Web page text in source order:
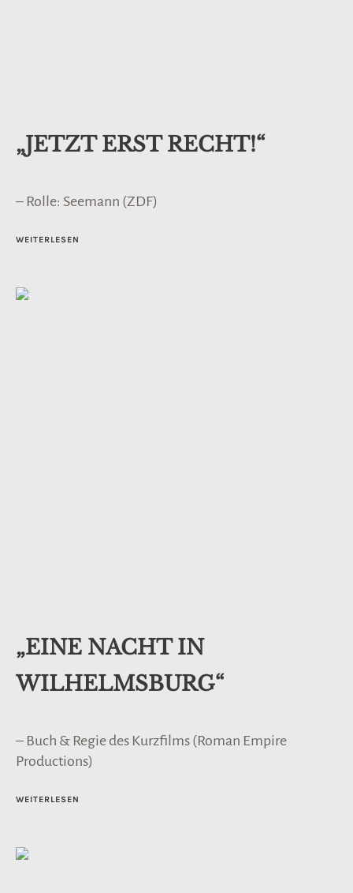
„JETZT ERST RECHT!“
– Rolle: Seemann (ZDF)
WEITERLESEN
„EINE NACHT IN
WILHELMSBURG“
– Buch & Regie des Kurzfilms (Roman Empire
Productions)
WEITERLESEN